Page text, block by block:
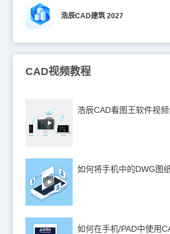
浩辰CAD建筑 2027
CAD视频教程
浩辰CAD看图王软件视
如何将手机中的DWG图
如何在手机/PAD中使用